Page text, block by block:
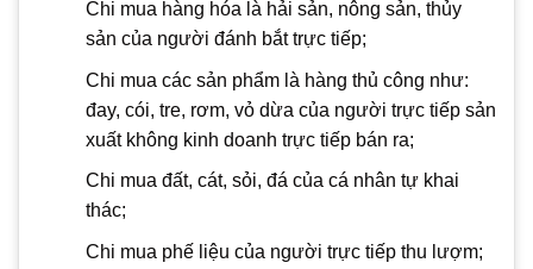
Chi mua hàng hóa là hải sản, nông sản, thủy
sản của người đánh bắt trực tiếp;
Chi mua các sản phẩm là hàng thủ công như:
đay, cói, tre, rơm, vỏ dừa của người trực tiếp sản
xuất không kinh doanh trực tiếp bán ra;
Chi mua đất, cát, sỏi, đá của cá nhân tự khai
thác;
Chi mua phế liệu của người trực tiếp thu lượm;